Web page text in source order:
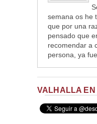
semana os he
que por una
pensado que
recomendar a
persona, ya
VALHALLA EN